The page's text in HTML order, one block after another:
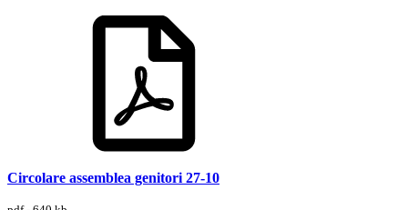
Circolare assemblea genitori 27-10